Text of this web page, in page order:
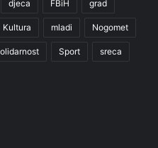
djeca FBiH grad
Kultura mladi Nogomet
Sport sreca